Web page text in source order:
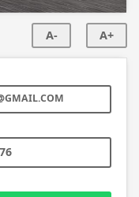
A- A+